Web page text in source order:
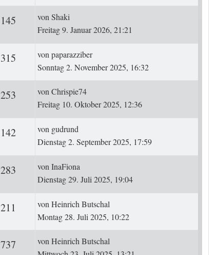
145 ZugriffeLetzter Beitrag
vonShaki
Freitag 9. Januar 2026, 21:21
315 ZugriffeLetzter Beitrag
vonpaparazziber
Sonntag 2. November 2025, 16:32
253 ZugriffeLetzter Beitrag
vonChrispie74
Freitag 10. Oktober 2025, 12:36
142ZugriffeLetzter Beitrag
von gudrund
Dienstag 2. September 2025, 17:59
283 ZugriffeLetzter Beitrag
vonInaFiona
Dienstag 29. Juli 2025, 19:04
211 ZugriffeLetzter Beitrag
vonHeinrich Butschal
Montag 28. Juli 2025, 10:22
737 ZugriffeLetzter Beitrag
vonHeinrich Butschal